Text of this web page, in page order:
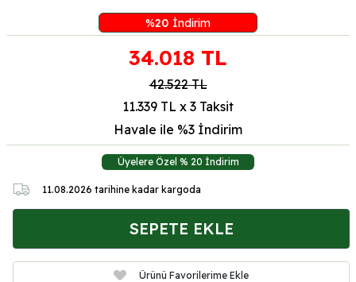
%20 İndirim
34.018 TL
42.522TL
11.339 TL x 3 Taksit
Havale ile %3 İndirim
Üyelere Özel % 20 İndirim
11.08.2026 tarihine kadar kargoda
SEPETE EKLE
Ürünü Favorilerime Ekle